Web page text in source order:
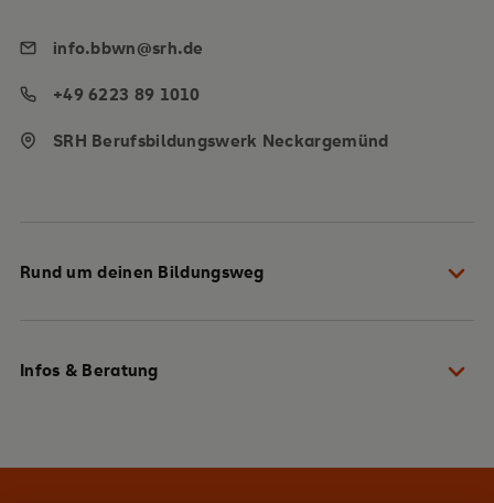
Rund um deinen Bildungsweg
Infos & Beratung
info.bbwn@srh.de
+49 6223 89 1010
SRH Berufsbildungswerk Neckargemünd